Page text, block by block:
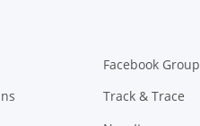
Facebook Group
Track & Trace